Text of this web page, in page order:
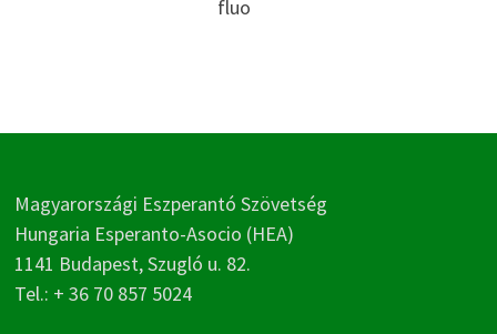
fluo
Magyarországi Eszperantó Szövetség
Hungaria Esperanto-Asocio (HEA)
1141 Budapest, Szugló u. 82.
Tel.: + 36 70 857 5024